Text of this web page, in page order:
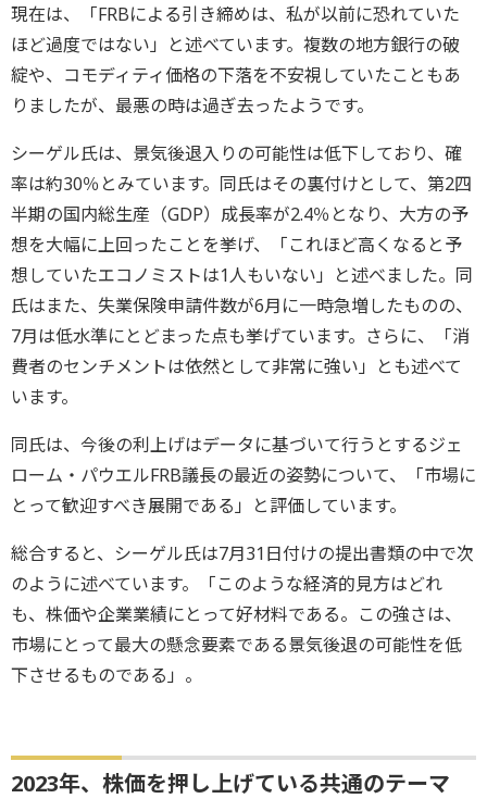
現在は、「FRBによる引き締めは、私が以前に恐れていた
ほど過度ではない」と述べています。複数の地方銀行の破
綻や、コモディティ価格の下落を不安視していたこともあ
りましたが、最悪の時は過ぎ去ったようです。
シーゲル氏は、景気後退入りの可能性は低下しており、確
率は約30％とみています。同氏はその裏付けとして、第2四
半期の国内総生産（GDP）成長率が2.4％となり、大方の予
想を大幅に上回ったことを挙げ、「これほど高くなると予
想していたエコノミストは1人もいない」と述べました。同
氏はまた、失業保険申請件数が6月に一時急増したものの、
7月は低水準にとどまった点も挙げています。さらに、「消
費者のセンチメントは依然として非常に強い」とも述べて
います。
同氏は、今後の利上げはデータに基づいて行うとするジェ
ローム・パウエルFRB議長の最近の姿勢について、「市場に
とって歓迎すべき展開である」と評価しています。
総合すると、シーゲル氏は7月31日付けの提出書類の中で次
のように述べています。「このような経済的見方はどれ
も、株価や企業業績にとって好材料である。この強さは、
市場にとって最大の懸念要素である景気後退の可能性を低
下させるものである」。
2023年、株価を押し上げている共通のテーマ